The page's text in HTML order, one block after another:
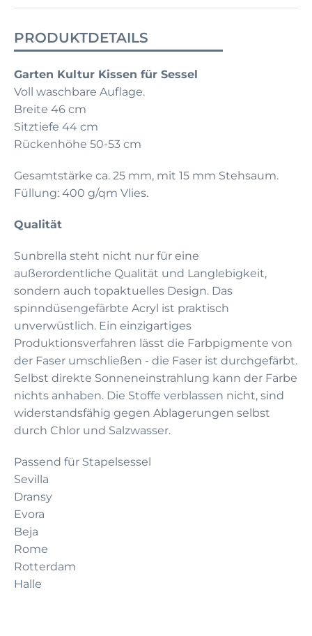
PRODUKTDETAILS
Garten Kultur Kissen für Sessel
Voll waschbare Auflage.
Breite 46 cm
Sitztiefe 44 cm
Rückenhöhe 50-53 cm
Gesamtstärke ca. 25 mm, mit 15 mm Stehsaum.
Füllung: 400 g/qm Vlies.
Qualität
Sunbrella steht nicht nur für eine
außerordentliche Qualität und Langlebigkeit,
sondern auch topaktuelles Design. Das
spinndüsengefärbte Acryl ist praktisch
unverwüstlich. Ein einzigartiges
Produktionsverfahren lässt die Farbpigmente von
der Faser umschließen - die Faser ist durchgefärbt.
Selbst direkte Sonneneinstrahlung kann der Farbe
nichts anhaben. Die Stoffe verblassen nicht, sind
widerstandsfähig gegen Ablagerungen selbst
durch Chlor und Salzwasser.
Passend für Stapelsessel
Sevilla
Dransy
Evora
Beja
Rome
Rotterdam
Halle